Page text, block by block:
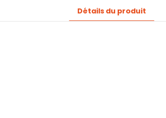
Détails du produit